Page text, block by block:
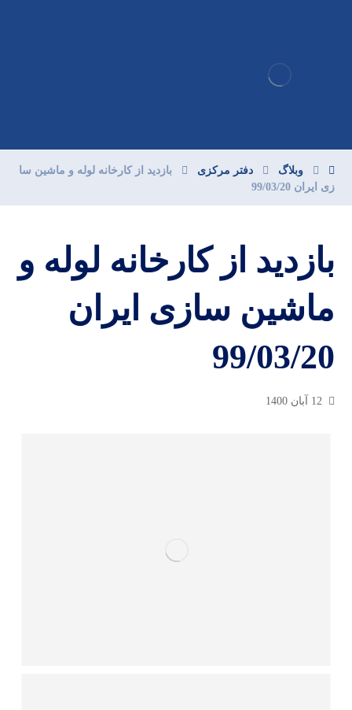
وبلاگ دفتر مرکزی
بازدید از کارخانه لوله و ماشین سا
زی ایران 99/03/20
بازدید از کارخانه لوله و
ماشین سازی ایران
99/03/20
12 آبان 1400